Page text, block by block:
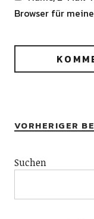
Browser für
VORHERIGER
Suchen